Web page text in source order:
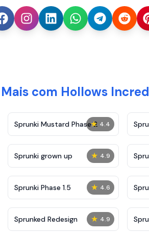
com Hollows
★ 4.4
Sprunki Mustard Phase 2
★ 4.9
Sprunki grown up
★ 4.6
Sprunki Phase 1.5
★ 4.9
Sprunked Redesign